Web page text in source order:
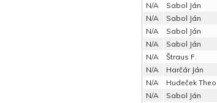
N/A
Sabol Ján
N/A
Sabol Ján
N/A
Sabol Ján
N/A
Sabol Ján
N/A
Štraus F.
N/A
Harčár Ján
N/A
Hudeček
N/A
Sabol Ján